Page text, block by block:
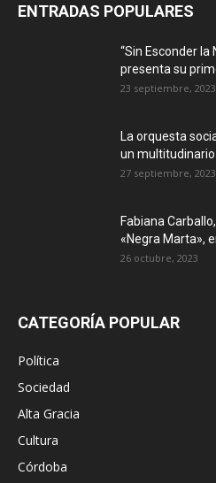
ENTRADAS POPULARES
“Sin Esconder la
presenta su
23 septiembre, 2023
La orquesta
un multitudinario
27 septiembre, 2023
Fabiana
«Negra Marta»,
26 octubre, 2023
CATEGORÍA POPULAR
Política
Sociedad
Alta Gracia
Cultura
Córdoba